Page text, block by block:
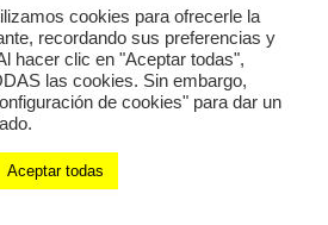
cookies para ofrecerle la
recordando sus preferencias y
hacer clic en "Aceptar todas",
las cookies. Sin embargo,
de cookies" para dar un
Aceptar todas